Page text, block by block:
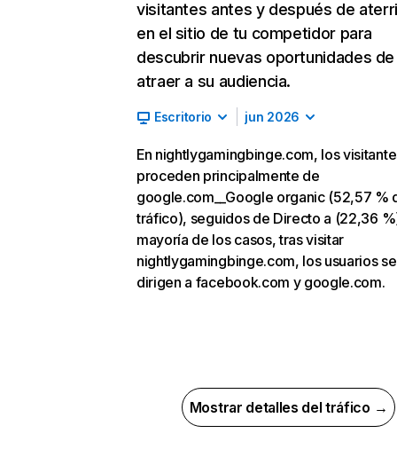
visitantes antes y después de
en el sitio de tu competidor para
descubrir nuevas oportunidades de
atraer a su audiencia.
Escritorio jun 2026
En nightlygamingbinge.com, los
proceden principalmente de
google.com__Google organic (52,57 %
tráfico), seguidos de Directo a (22,36
mayoría de los casos, tras visitar
nightlygamingbinge.com, los usuarios se
dirigen a facebook.com y google.com.
Mostrar detalles del tráfico →